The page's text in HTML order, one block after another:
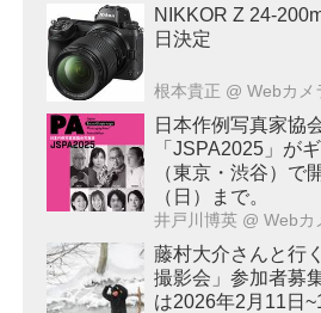
NIKKOR Z 24-
日決定
根本貴正 @ Webカメ
日本作例写真家協
「JSPA2025」が
（東京・渋谷）で
（日）まで。
井戸川博英 @ Webカ
藤村大介さんと行
撮影会」参加者募
は2026年2月11日